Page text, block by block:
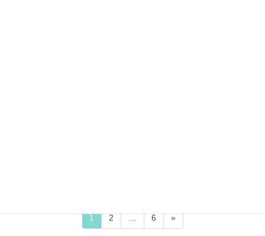
投
固
定
1
固
定
2
固
定
6 »